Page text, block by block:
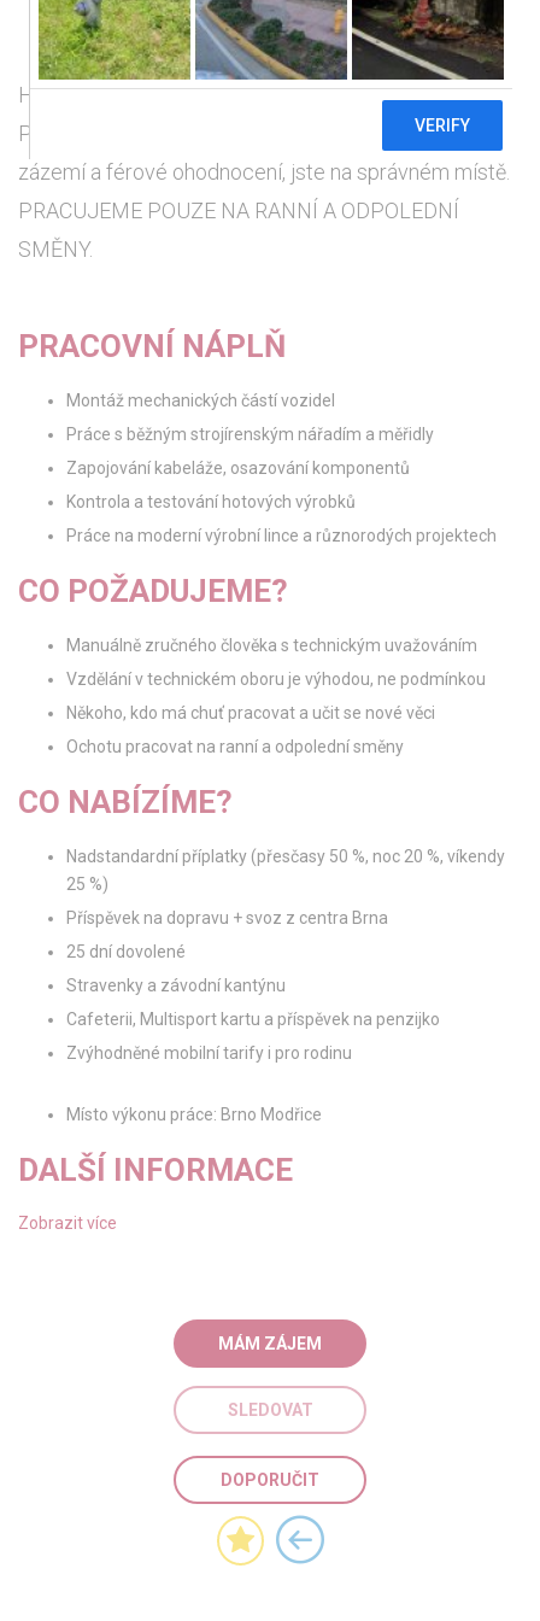
a další 3
Hledáme šikovné a spolehlivé kolegy do výroby.
Pokud chcete práci, která má jasná pravidla, moderní
zázemí a férové ohodnocení, jste na správném místě.
PRACUJEME POUZE NA RANNÍ A ODPOLEDNÍ
SMĚNY.
PRACOVNÍ NÁPLŇ
Montáž mechanických částí vozidel
Práce s běžným strojírenským nářadím a měřidly
Zapojování kabeláže, osazování komponentů
Kontrola a testování hotových výrobků
Práce na moderní výrobní lince a různorodých projektech
CO POŽADUJEME?
Manuálně zručného člověka s technickým uvažováním
Vzdělání v technickém oboru je výhodou, ne podmínkou
Někoho, kdo má chuť pracovat a učit se nové věci
Ochotu pracovat na ranní a odpolední směny
CO NABÍZÍME?
Nadstandardní příplatky (přesčasy 50 %, noc 20 %, víkendy
25 %)
Příspěvek na dopravu + svoz z centra Brna
25 dní dovolené
Stravenky a závodní kantýnu
Cafeterii, Multisport kartu a příspěvek na penzijko
Zvýhodněné mobilní tarify i pro rodinu
Místo výkonu práce: Brno Modřice
DALŠÍ INFORMACE
Zobrazit více
MÁM ZÁJEM
SLEDOVAT
DOPORUČIT